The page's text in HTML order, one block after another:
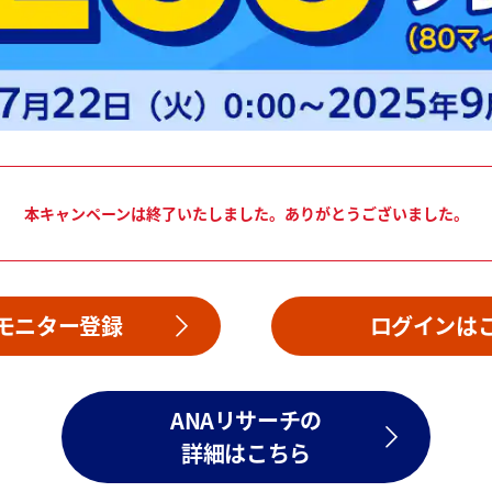
本キャンペーンは終了いたしました。ありがとうございました。
ニター登録 ログインは
ANAリサーチの
詳細はこちら